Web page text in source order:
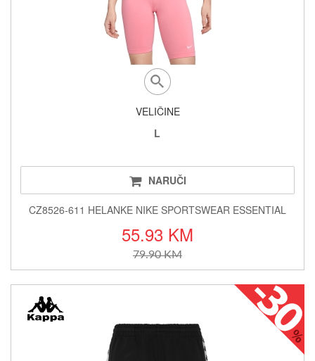
VELIČINE
L
NARUČI
CZ8526-611 HELANKE NIKE SPORTSWEAR ESSENTIAL
55.93 KM
79.90 KM